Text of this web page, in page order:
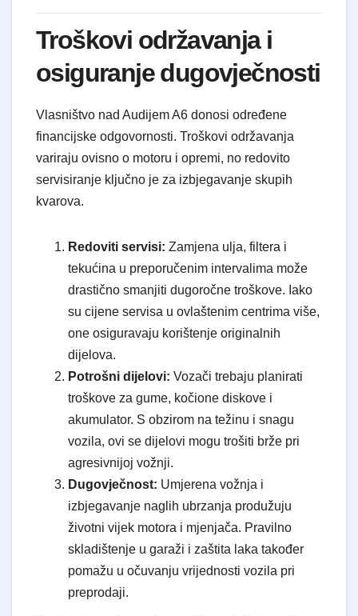
Troškovi održavanja i
osiguranje dugovječnosti
Vlasništvo nad Audijem A6 donosi određene
financijske odgovornosti. Troškovi održavanja
variraju ovisno o motoru i opremi, no redovito
servisiranje ključno je za izbjegavanje skupih
kvarova.
Redoviti servisi: Zamjena ulja, filtera i
tekućina u preporučenim intervalima može
drastično smanjiti dugoročne troškove. Iako
su cijene servisa u ovlaštenim centrima više,
one osiguravaju korištenje originalnih
dijelova.
Potrošni dijelovi: Vozači trebaju planirati
troškove za gume, kočione diskove i
akumulator. S obzirom na težinu i snagu
vozila, ovi se dijelovi mogu trošiti brže pri
agresivnijoj vožnji.
Dugovječnost: Umjerena vožnja i
izbjegavanje naglih ubrzanja produžuju
životni vijek motora i mjenjača. Pravilno
skladištenje u garaži i zaštita laka također
pomažu u očuvanju vrijednosti vozila pri
preprodaji.